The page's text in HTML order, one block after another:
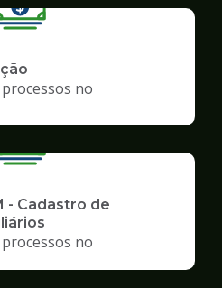
no
- Cadastro de
no